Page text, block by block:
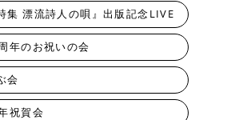
集 漂流詩人の唄』出版記念LIVE
年のお祝いの会
会
祝賀会